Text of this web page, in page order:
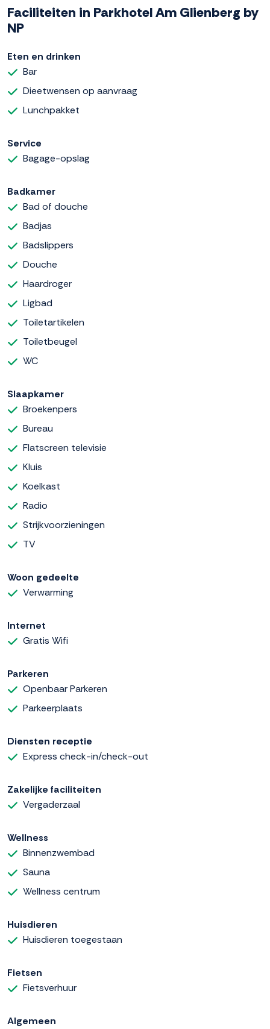
Faciliteiten in Parkhotel Am Glienberg by
NP
Eten en drinken
Bar
Dieetwensen op aanvraag
Lunchpakket
Service
Bagage-opslag
Badkamer
Bad of douche
Badjas
Badslippers
Douche
Haardroger
Ligbad
Toiletartikelen
Toiletbeugel
WC
Slaapkamer
Broekenpers
Bureau
Flatscreen televisie
Kluis
Koelkast
Radio
Strijkvoorzieningen
TV
Woon gedeelte
Verwarming
Internet
Gratis Wifi
Parkeren
Openbaar Parkeren
Parkeerplaats
Diensten receptie
Express check-in/check-out
Zakelijke faciliteiten
Vergaderzaal
Wellness
Binnenzwembad
Sauna
Wellness centrum
Huisdieren
Huisdieren toegestaan
Fietsen
Fietsverhuur
Algemeen